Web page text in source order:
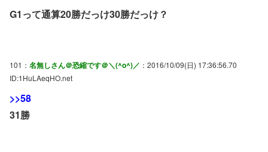
G1って通算20勝だっけ30勝だっけ？
101： 名無しさん＠恐縮です＠＼(^o^)／ ：2016/10/09(日) 17:36:56.70
ID:1HuLAeqHO.net
>>58
31勝